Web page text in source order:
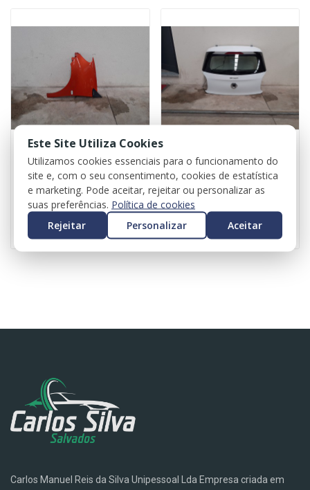
SMART
Guarda Lamas Esquerdo – SMART FORTWO CABRIO (453)
98,40 €
SMART
430,50 €
Carlos Manuel Reis da Silva Unipessoal Lda Empresa criada em
Este Site Utiliza Cookies
Utilizamos cookies essenciais para o funcionamento do
site e, com o seu consentimento, cookies de estatística
e marketing. Pode aceitar, rejeitar ou personalizar as
suas preferências. Política de cookies
Rejeitar
Personalizar Aceitar